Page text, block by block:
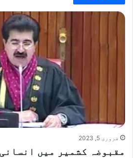
فروری 5, 2023
مقبوضہ کشمیر میں